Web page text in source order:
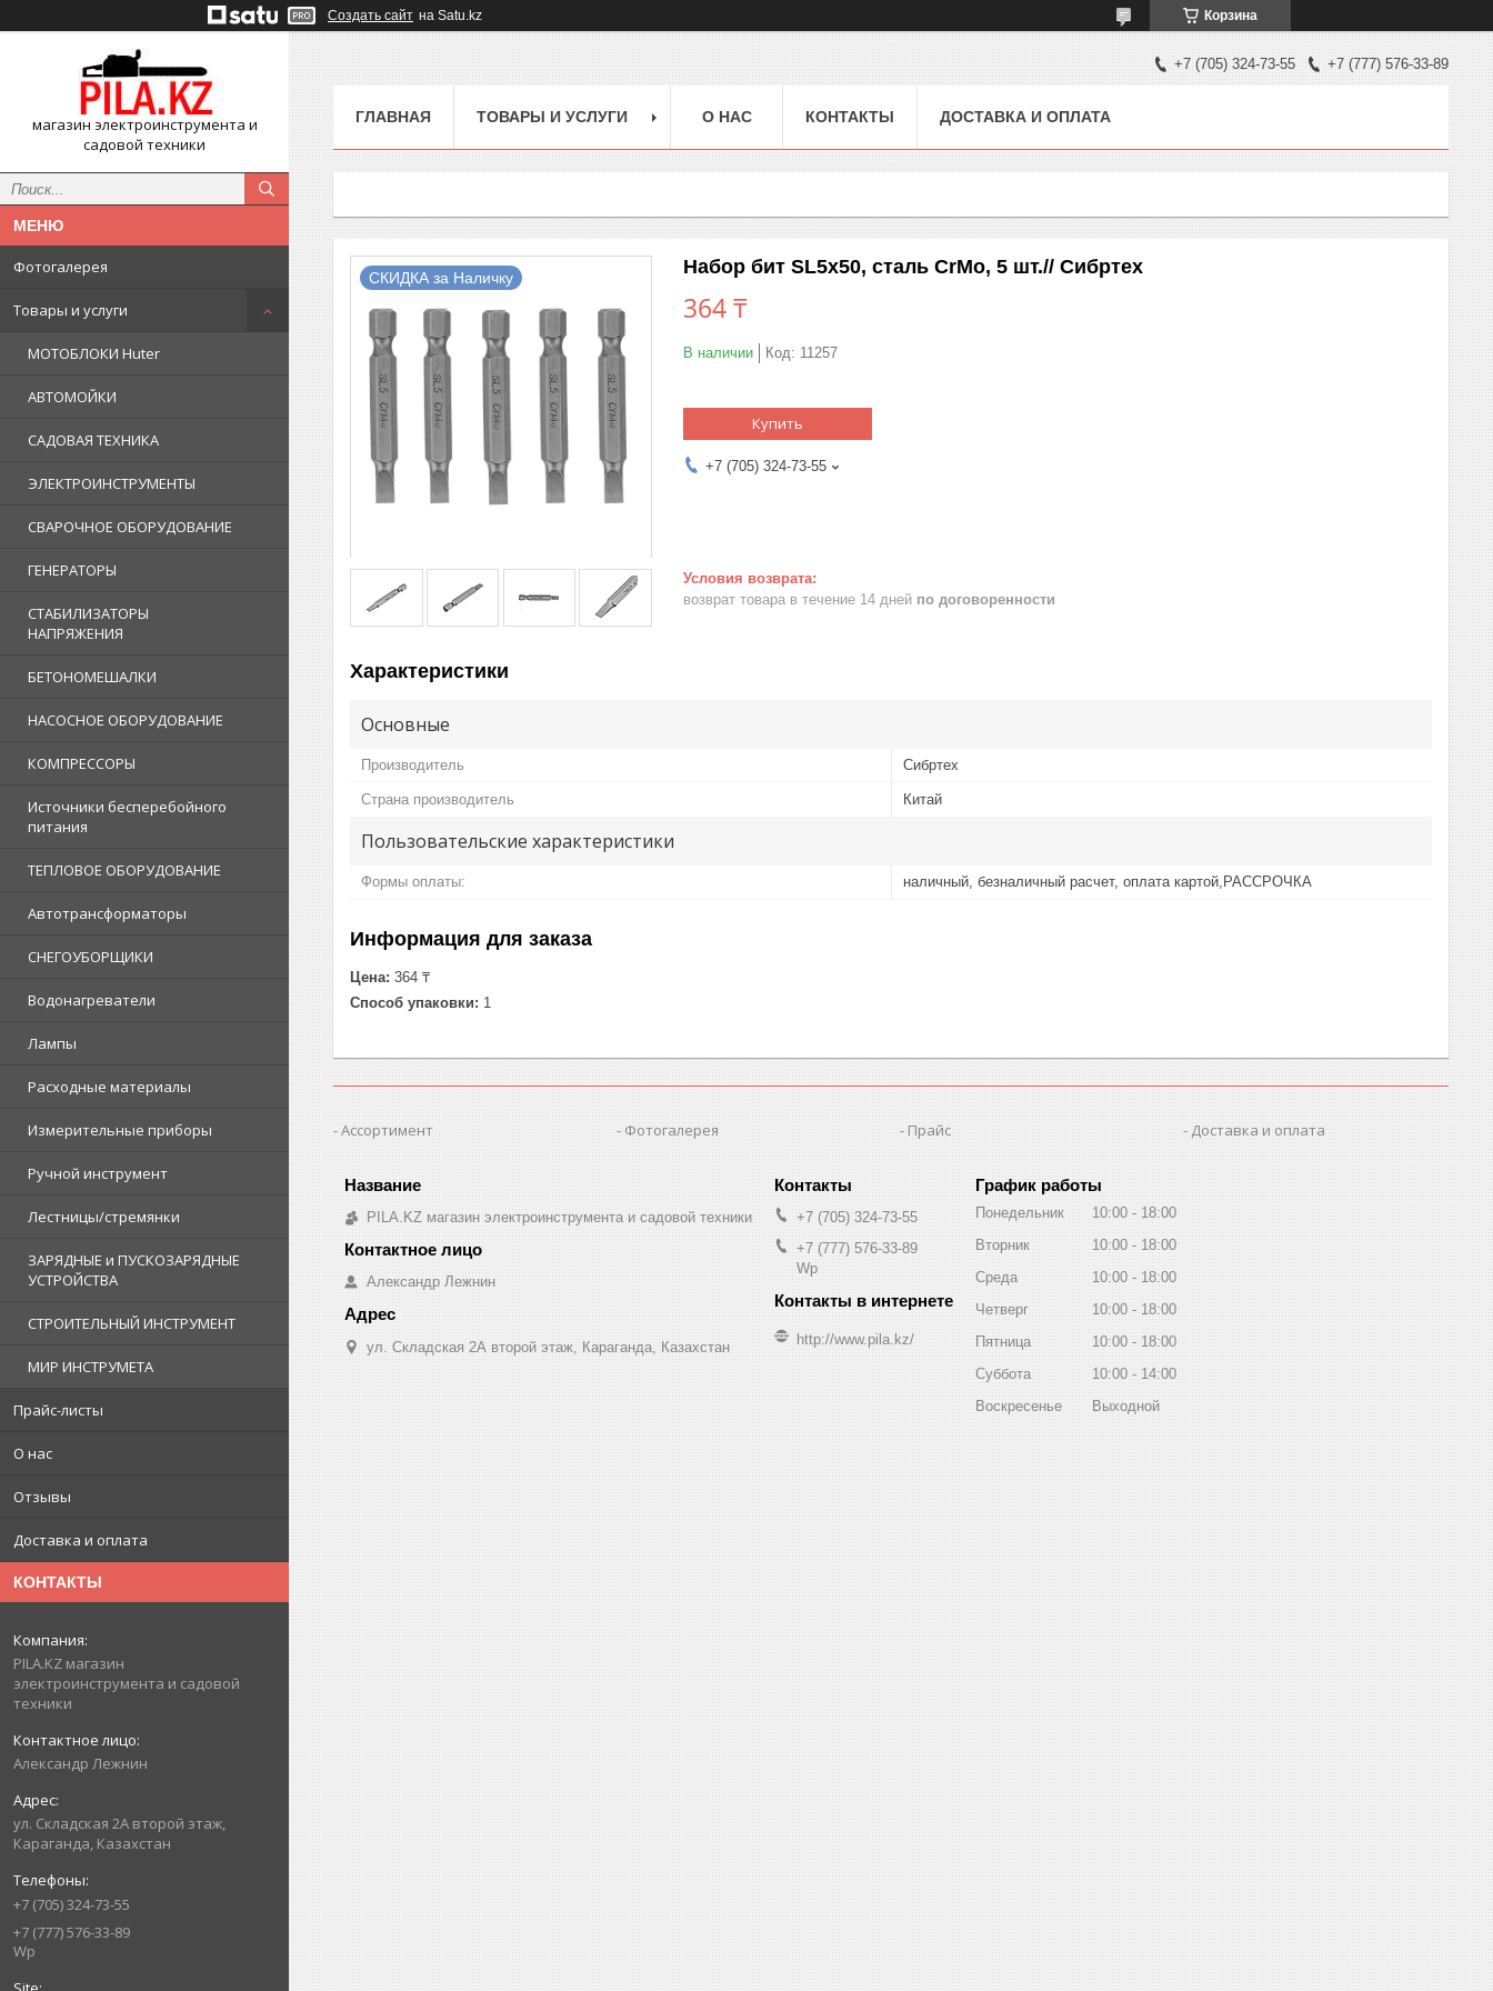
Создать сайт на Satu.kz Корзина
магазин электроинструмента и
садовой техники
Фотогалерея
Товары и услуги
МОТОБЛОКИ Huter
АВТОМОЙКИ
САДОВАЯ ТЕХНИКА
ЭЛЕКТРОИНСТРУМЕНТЫ
СВАРОЧНОЕ ОБОРУДОВАНИЕ
ГЕНЕРАТОРЫ
СТАБИЛИЗАТОРЫ
НАПРЯЖЕНИЯ
БЕТОНОМЕШАЛКИ
НАСОСНОЕ ОБОРУДОВАНИЕ
КОМПРЕССОРЫ
Источники бесперебойного
питания
ТЕПЛОВОЕ ОБОРУДОВАНИЕ
Автотрансформаторы
СНЕГОУБОРЩИКИ
Водонагреватели
Лампы
Расходные материалы
Измерительные приборы
Ручной инструмент
Лестницы/стремянки
ЗАРЯДНЫЕ и ПУСКОЗАРЯДНЫЕ
УСТРОЙСТВА
СТРОИТЕЛЬНЫЙ ИНСТРУМЕНТ
МИР ИНСТРУМЕТА
Прайс-листы
О нас
Отзывы
Доставка и оплата
КОНТАКТЫ
PILA.KZ магазин
электроинструмента и садовой
техники
Александр Лежнин
ул. Складская 2А второй этаж,
Караганда, Казахстан
+7 (705) 324-73-55
+7 (777) 576-33-89
Wp
+7 (705) 324-73-55 +7 (777) 576-33-89
ГЛАВНАЯ ТОВАРЫ И УСЛУГИ О НАС КОНТАКТЫ ДОСТАВКА И ОПЛАТА
СКИДКА за Наличку Набор бит SL5x50, сталь CrMo, 5 шт.// Сибртех
364 ₸
В наличии Код: 11257
Купить
+7 (705) 324-73-55
возврат товара в течение 14 дней по договоренности
Характеристики
Основные
Производитель Сибртех
Страна производитель Китай
Пользовательские характеристики
Формы оплаты: наличный, безналичный расчет, оплата картой,РАССРОЧКА
Информация для заказа
Цена: 364 ₸
Способ упаковки: 1
Ассортимент Фотогалерея Прайс Доставка и оплата
PILA.KZ магазин электроинструмента и садовой техники
Александр Лежнин
ул. Складская 2А второй этаж, Караганда, Казахстан
+7 (705) 324-73-55
+7 (777) 576-33-89
Wp
http://www.pila.kz/
График работы
Понедельник 10:00
18:00
Вторник
10:00
18:00
Среда
10:00
18:00
Четверг
10:00
18:00
Пятница
10:00
18:00
Суббота
10:00
14:00
Воскресенье
Выходной